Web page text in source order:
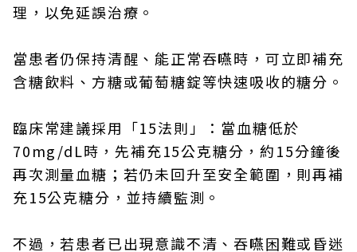
理，以免延誤治療。
當患者仍保持清醒、能正常吞嚥時，可立即補充
含糖飲料、方糖或葡萄糖錠等快速吸收的糖分。
臨床常建議採用「15法則」：當血糖低於
70mg/dL時，先補充15公克糖分，約15分鐘後
再次測量血糖；若仍未回升至安全範圍，則再補
充15公克糖分，並持續監測。
不過，若患者已出現意識不清、吞嚥困難或昏迷